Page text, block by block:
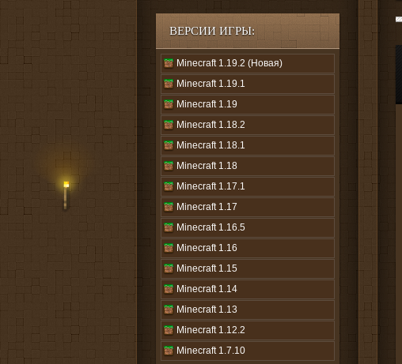
ВЕРСИИ ИГРЫ:
Minecraft 1.19.2 (Новая)
Minecraft 1.19.1
Minecraft 1.19
Minecraft 1.18.2
Minecraft 1.18.1
Minecraft 1.18
Minecraft 1.17.1
Minecraft 1.17
Minecraft 1.16.5
Minecraft 1.16
Minecraft 1.15
Minecraft 1.14
Minecraft 1.13
Minecraft 1.12.2
Minecraft 1.7.10